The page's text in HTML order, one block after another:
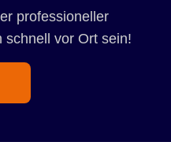
professioneller
schnell vor Ort sein!